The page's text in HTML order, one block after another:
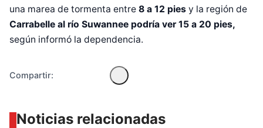
una marea de tormenta entre 8 a 12 pies y la región de
Carrabelle al río Suwannee podría ver 15 a 20 pies,
según informó la dependencia.
Compartir:
Noticias relacionadas